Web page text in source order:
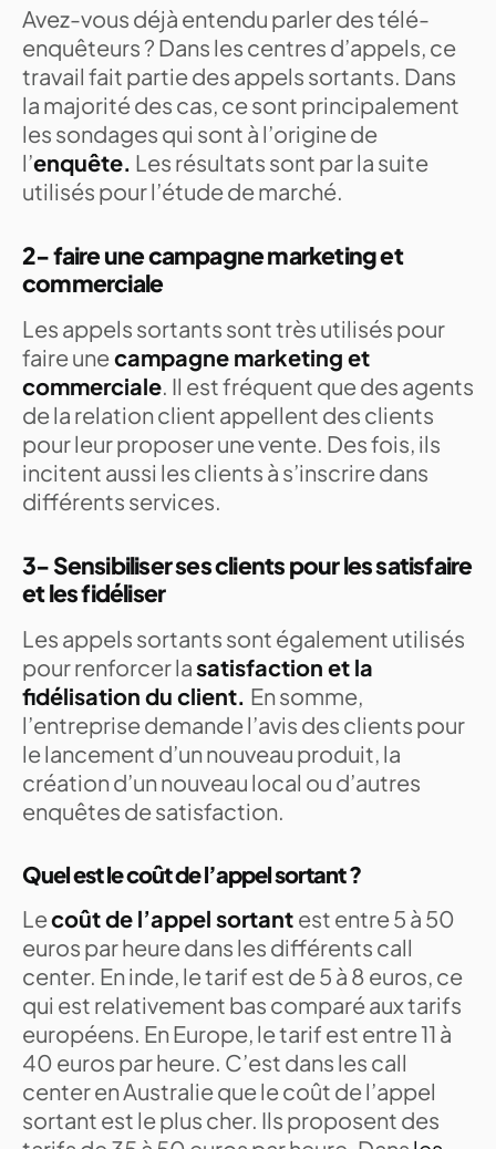
Avez-vous déjà entendu parler des télé-
enquêteurs ? Dans les centres d’appels, ce
travail fait partie des appels sortants. Dans
la majorité des cas, ce sont principalement
les sondages qui sont à l’origine de
l’enquête. Les résultats sont par la suite
utilisés pour l’étude de marché.
2- faire une campagne marketing et
commerciale
Les appels sortants sont très utilisés pour
faire unecampagne marketing et
commerciale. Il est fréquent que des agents
de la relation client appellent des clients
pour leur proposer une vente. Des fois, ils
incitent aussi les clients à s’inscrire dans
différents services.
3- Sensibiliser ses clients pour les satisfaire
et les fidéliser
Les appels sortants sont également utilisés
pour renforcer lasatisfaction et la
fidélisation du client. En somme,
l’entreprise demande l’avis des clients pour
le lancement d’un nouveau produit, la
création d’un nouveau local ou d’autres
enquêtes de satisfaction.
Quel est le coût de l’appel sortant ?
Lecoût de l’appel sortant est entre 5 à 50
euros par heure dans les différents call
center. En inde, le tarif est de 5 à 8 euros, ce
qui est relativement bas comparé aux tarifs
européens. En Europe, le tarif est entre 11 à
40 euros par heure. C’est dans les call
center en Australie que le coût de l’appel
sortant est le plus cher. Ils proposent des